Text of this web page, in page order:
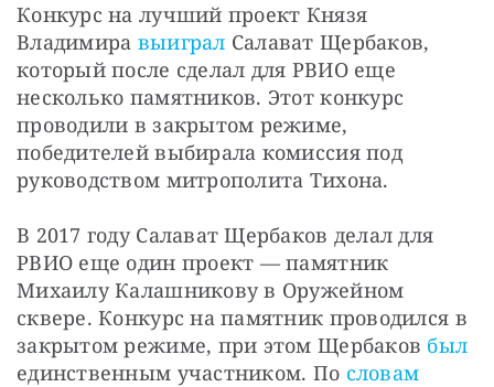
Конкурс на лучший проект Князя
Владимира выиграл Салават Щербаков,
который после сделал для РВИО еще
несколько памятников. Этот конкурс
проводили в закрытом режиме,
победителей выбирала комиссия под
руководством митрополита Тихона.
В 2017 году Салават Щербаков делал для
РВИО еще один проект — памятник
Михаилу Калашникову в Оружейном
сквере. Конкурс на памятник проводился в
закрытом режиме, при этом Щербаков был
единственным участником. По словам